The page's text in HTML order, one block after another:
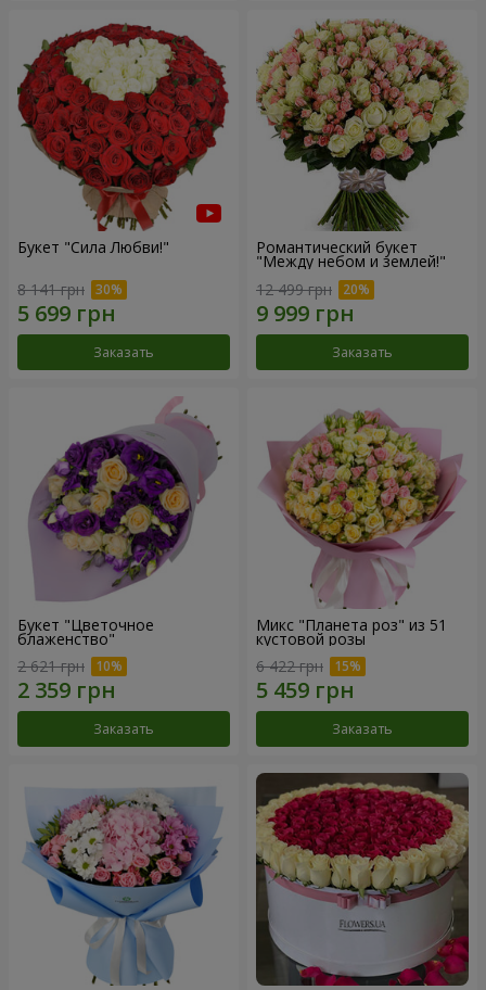
Букет "Сила Любви!"
8 141 грн
Заказать
Романтический букет
"Между небом и землей!"
12 499 грн
Заказать
Букет "Цветочное
блаженство"
2 621 грн
Заказать
Микс "Планета роз" из 51
кустовой розы
6 422 грн
Заказать